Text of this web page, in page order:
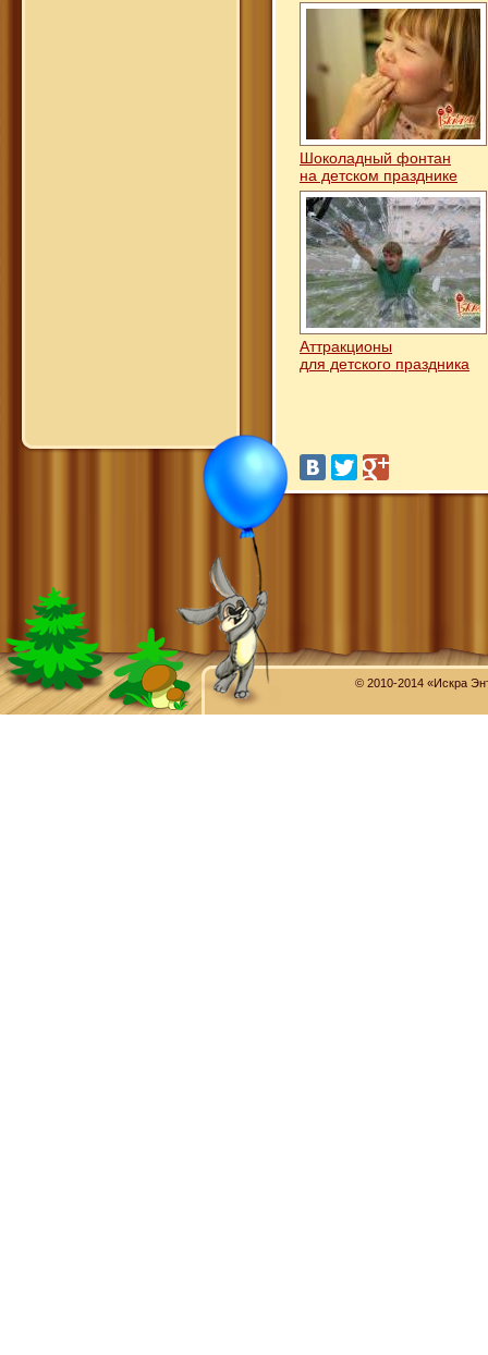
Шоколадный фонтан
на детском празднике
Аттракционы
для детского праздника
© 2010-2014 «Искра